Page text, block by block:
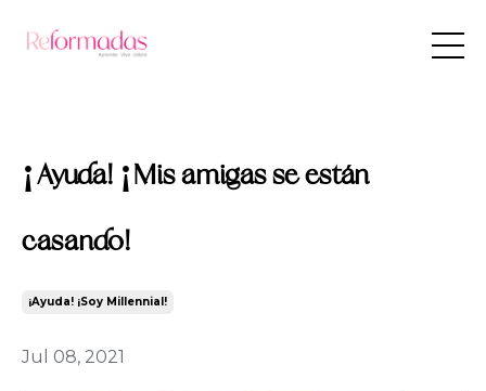
¡Ayuda! ¡Mis amigas se están
casando!
¡ayuda! ¡soy Millennial!
Jul 08, 2021